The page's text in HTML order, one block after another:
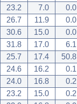
23.2 7.0 0.0
26.7 11.9 0.0
30.6 15.0 0.0
31.8 17.0 6.1
25.7 17.4 50.8
24.6 16.2 0.1
24.0 16.8 0.2
23.2 15.0 0.2